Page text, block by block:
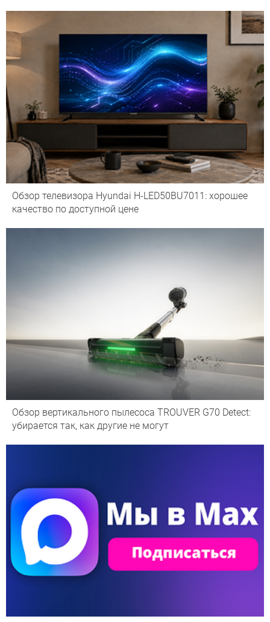
Обзор телевизора Hyundai H-LED50BU7011: хорошее
качество по доступной цене
Обзор вертикального пылесоса TROUVER G70 Detect:
убирается так, как другие не могут